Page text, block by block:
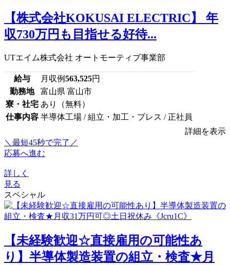
【株式会社KOKUSAI ELECTRIC】 年
収730万円も目指せる好待...
UTエイム株式会社 オートモーティブ事業部
給与 月収例563,525円
勤務地
富山県 富山市
寮・社宅 あり（無料）
仕事内容 半導体工場 / 組立・加工・プレス / 正社員
詳細を表示
＼最短45秒で完了／
応募へ進む
詳しく
見る
スペシャル
【未経験歓迎☆直接雇用の可能性あ
り】半導体製造装置の組立・検査★月